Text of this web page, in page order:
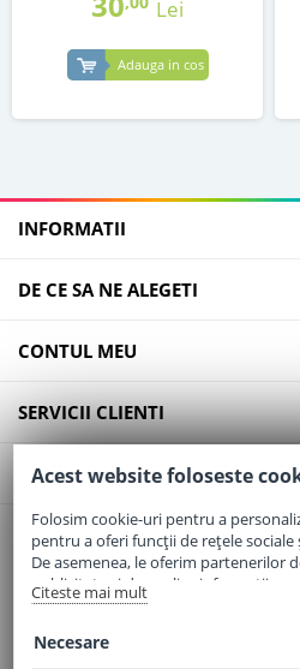
Lei
Adauga in cos
INFORMATII
DE CE SA NE ALEGETI
CONTUL MEU
SERVICII CLIENTI
CONTACT
Email:office@elaptepraf.ro
Telefon:0745-964-449
Adresa:Sos. Borsului, Nr. 20, Oradea,
Acest website foloseste
Folosim cookie-uri pentru a
pentru a oferi funcții de rețele
De asemenea, le oferim partenerilor
publicitate și de analize informații cu
folosiți site-ul nostru. Aceștia le pot
Citeste mai mult
Necesare